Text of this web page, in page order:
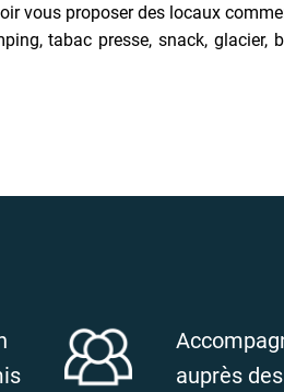
vous proposer des locaux
tabac presse, snack, glacier,
auprès